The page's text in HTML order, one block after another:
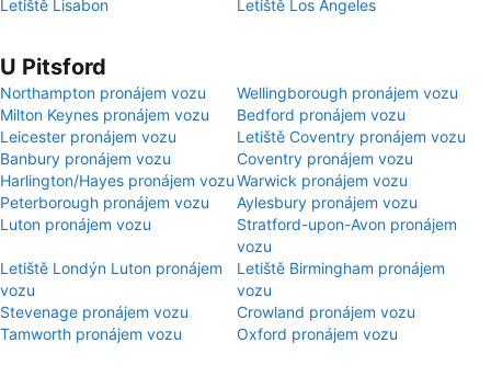
Letiště Lisabon
Letiště Los Angeles
U Pitsford
Northampton pronájem vozu
Wellingborough pronájem vozu
Milton Keynes pronájem vozu
Bedford pronájem vozu
Leicester pronájem vozu
Letiště Coventry pronájem vozu
Banbury pronájem vozu
Coventry pronájem vozu
Harlington/Hayes pronájem vozuWarwick pronájem vozu
Peterborough pronájem vozu
Aylesbury pronájem vozu
Luton pronájem vozu
Stratford-upon-Avon pronájem
vozu
Letiště Londýn Luton pronájem
vozu
Letiště Birmingham pronájem
vozu
Stevenage pronájem vozu
Crowland pronájem vozu
Tamworth pronájem vozu
Oxford pronájem vozu